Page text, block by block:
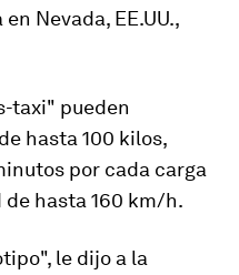
Nevada, EE.UU.,
taxi" pueden
hasta 100 kilos,
por cada carga
hasta 160 km/h.
le dijo a la